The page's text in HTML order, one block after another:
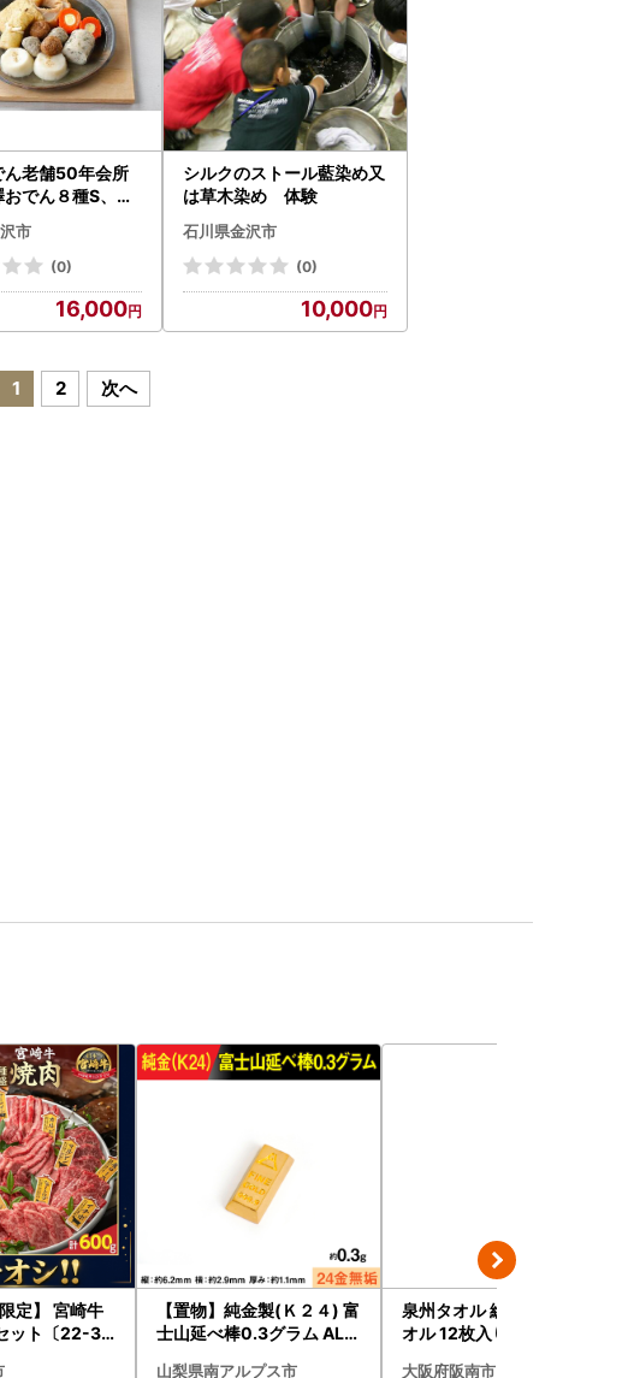
ん老舗50年会所
でん８種S、牛
みセットギフト
市
(0)
16,000
シルクのストール藍染め又
は草木染め 体験
石川県金沢市
(0)
10,000
1 2 次へ
定】 宮崎牛
ット〔22-31
【置物】純金製(Ｋ２４) 富
士山延べ棒0.3グラム ALP
山梨県南アルプス市
泉州タオル 総パイル 白タ
オル 12枚入り 210匁
大阪府阪南市